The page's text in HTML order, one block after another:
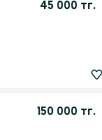
45 000 тг.
150 000 тг.